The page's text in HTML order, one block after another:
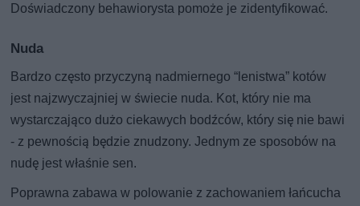
Doświadczony behawiorysta pomoże je zidentyfikować.
Nuda
Bardzo często przyczyną nadmiernego “lenistwa” kotów
jest najzwyczajniej w świecie nuda. Kot, który nie ma
wystarczająco dużo ciekawych bodźców, który się nie bawi
- z pewnością będzie znudzony. Jednym ze sposobów na
nudę jest właśnie sen.
Poprawna zabawa w polowanie z zachowaniem łańcucha